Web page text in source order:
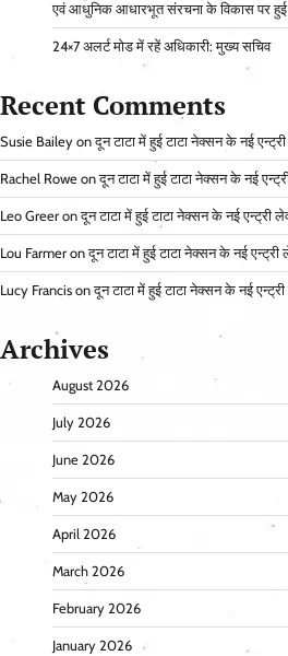
एवं आधुनिक आधारभूत संरचना के विकास पर हुई
24×7 अलर्ट मोड में रहें अधिकारी: मुख्य सचिव
Recent Comments
Susie Bailey onदून टाटा में हुई टाटा नेक्सन के नई
Rachel Rowe onदून टाटा में हुई टाटा नेक्सन के नई
Leo Greer onदून टाटा में हुई टाटा नेक्सन के नई एन्ट्री
Lou Farmer onदून टाटा में हुई टाटा नेक्सन के नई
Lucy Francis onदून टाटा में हुई टाटा नेक्सन के नई
Archives
August 2026
July 2026
June 2026
May 2026
April 2026
March 2026
February 2026
January 2026